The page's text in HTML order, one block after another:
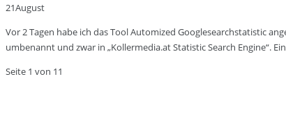
21August
Vor 2 Tagen habe ich das Tool Automized Googlesearchstatistic
umbenannt und zwar in „Kollermedia.at Statistic Search Engine“.
Seite 1 von 11